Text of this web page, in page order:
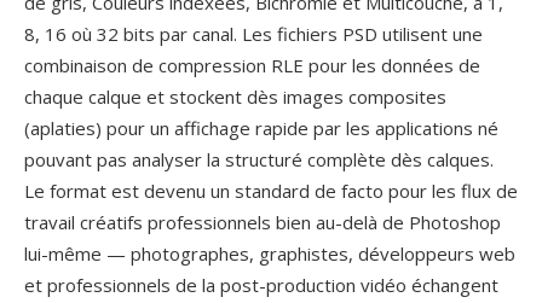
8, 16 où 32 bits par canal. Les fichiers PSD utilisent une
combinaison de compression RLE pour les données de
chaque calque et stockent dès images composites
(aplaties) pour un affichage rapide par les applications né
pouvant pas analyser la structuré complète dès calques.
Le format est devenu un standard de facto pour les flux de
travail créatifs professionnels bien au-delà de Photoshop
lui-même — photographes, graphistes, développeurs web
et professionnels de la post-production vidéo échangent